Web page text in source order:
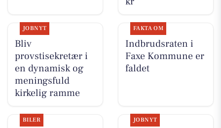
JOBNYT
Bliv
provstisekretær i
en dynamisk og
meningsfuld
kirkelig ramme
FAKTA OM
Indbrudsraten i
Faxe Kommune er
faldet
BILER JOBNYT